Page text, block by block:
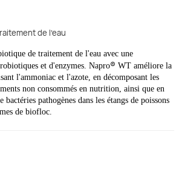
de l'eau
de traitement de l'eau avec une
et d'enzymes. Napro® WT améliore la
l'ammoniac et l'azote, en décomposant les
non consommés en nutrition, ainsi que en
bactéries pathogènes dans les étangs de poissons
de biofloc.